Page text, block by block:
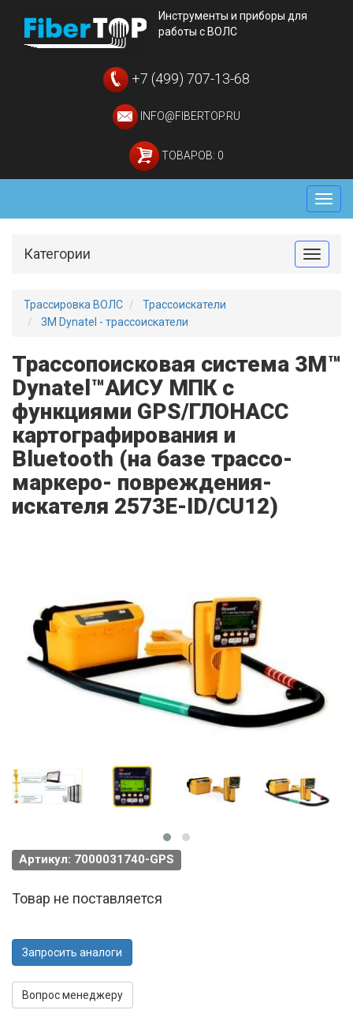
Инструменты и приборы для
работы с ВОЛС
+7 (499) 707-13-68
INFO@FIBERTOP.RU
ТОВАРОВ: 0
Меню
Toggle
Категории
Трассировка ВОЛС
Трассоискатели
3M Dynatel - трассоискатели
Трассопоисковая система 3M™
Dynatel™АИСУ МПК с
функциями GPS/ГЛОНАСС
картографирования и
Bluetooth (на базе трассо-
маркеро- повреждения-
искателя 2573E-ID/CU12)
Артикул: 7000031740-GPS
Товар не поставляется
Запросить аналоги
Вопрос менеджеру